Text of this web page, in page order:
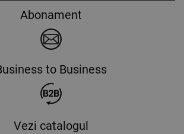
Abonament
to Business
Vezi catalogul